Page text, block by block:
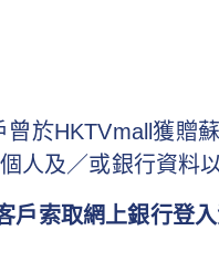
於HKTVmall獲贈
人及／或銀行資料
戶索取網上銀行登